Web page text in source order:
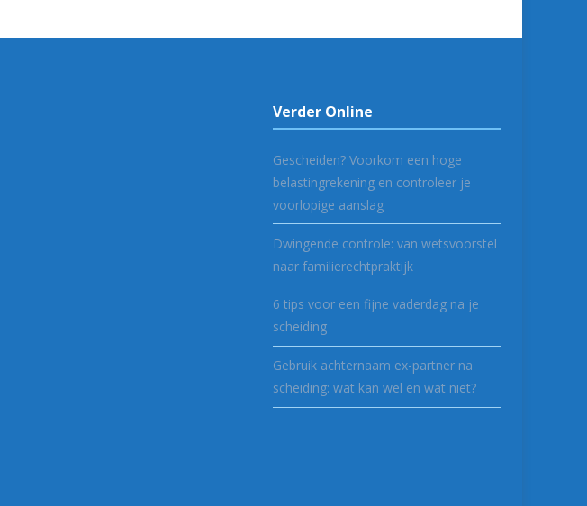
Verder Online
Gescheiden? Voorkom een hoge
belastingrekening en controleer je
voorlopige aanslag
Dwingende controle: van wetsvoorstel
naar familierechtpraktijk
6 tips voor een fijne vaderdag na je
scheiding
Gebruik achternaam ex-partner na
scheiding: wat kan wel en wat niet?